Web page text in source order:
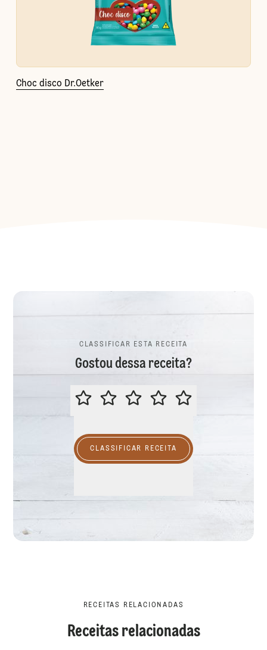
Choc disco Dr.Oetker
CLASSIFICAR ESTA RECEITA
Gostou dessa receita?
CLASSIFICAR ESTA RECEITA
CLASSIFICAR RECEITA
RECEITAS RELACIONADAS
Receitas relacionadas